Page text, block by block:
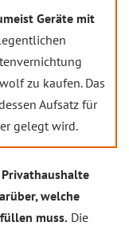
Geräte mit
zu kaufen. Das
Aufsatz für
gelegt wird.
welche
muss. Die